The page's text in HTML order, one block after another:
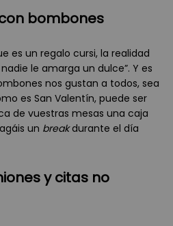
bombones
es un regalo cursi, la realidad
le amarga un dulce”. Y es
nos gustan a todos, sea
es San Valentín, puede ser
de vuestras mesas una caja
un breakdurante el día
y citas no